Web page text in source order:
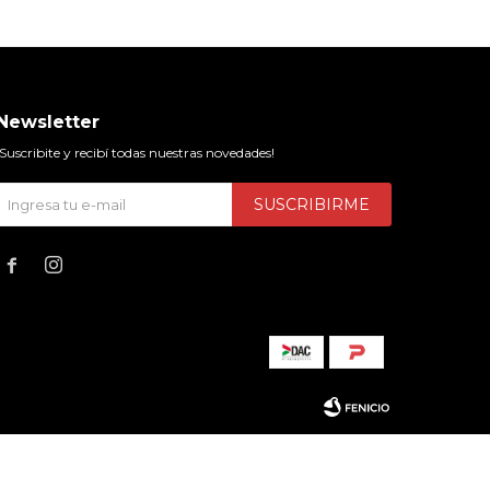
y recibí todas nuestras novedades!
SUSCRIBIRME
 